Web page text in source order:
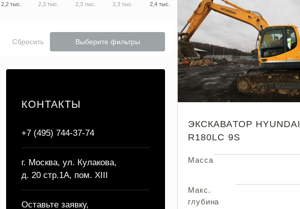
2,2 тыс. 2,3 тыс. 2,3 тыс. 2,3 тыс. 2,4 тыс.
Сбросить Выберите фильтры
КОНТАКТЫ
+7 (495) 744-37-74
г. Москва, ул. Кулакова,
д. 20 стр.1А, пом. XIII
Оставьте заявку,
ЭКСКАВАТОР HYUNDAI
R180LC 9S
Масса
Макс.
глубина